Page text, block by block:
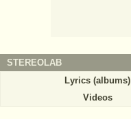
STEREOLAB
Lyrics (albums)
Videos